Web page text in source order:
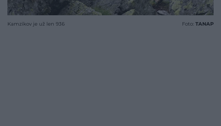
Kamzíkov je už len 936 Foto: TANAP